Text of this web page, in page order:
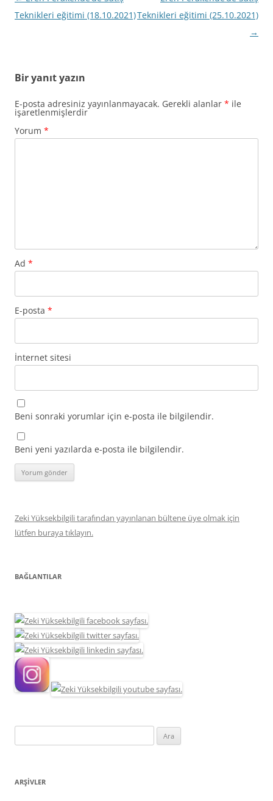
dolaşımı
Teknikleri eğitimi (18.10.2021)Teknikleri eğitimi (25.10.2021)
→
Bir yanıt yazın
E-posta adresiniz yayınlanmayacak. Gerekli alanlar * ile
işaretlenmişlerdir
Yorum *
Ad *
E-posta *
İnternet sitesi
Beni sonraki yorumlar için e-posta ile bilgilendir.
Beni yeni yazılarda e-posta ile bilgilendir.
Zeki Yüksekbilgili tarafından yayınlanan bültene üye olmak için
lütfen buraya tıklayın.
BAĞLANTILAR
ARŞIVLER